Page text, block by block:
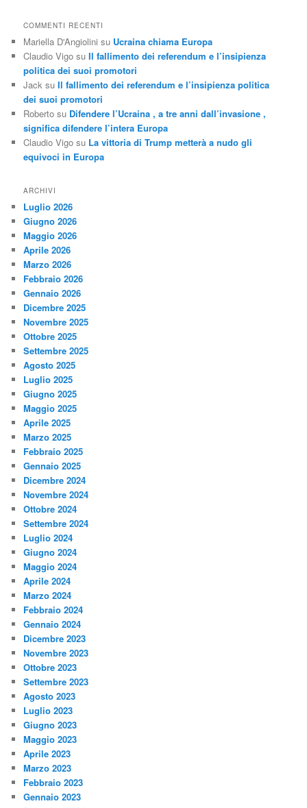
COMMENTI RECENTI
Mariella D'Angiolini su Ucraina chiama Europa
Claudio Vigo suIl fallimento dei referendum e l’insipienza
politica dei suoi promotori
Jack suIl fallimento dei referendum e l’insipienza politica
dei suoi promotori
Roberto su Difendere l’Ucraina , a tre anni dall’invasione ,
significa difendere l’intera Europa
Claudio Vigo su La vittoria di Trump metterà a nudo gli
equivoci in Europa
ARCHIVI
Luglio 2026
Giugno 2026
Maggio 2026
Aprile 2026
Marzo 2026
Febbraio 2026
Gennaio 2026
Dicembre 2025
Novembre 2025
Ottobre 2025
Settembre 2025
Agosto 2025
Luglio 2025
Giugno 2025
Maggio 2025
Aprile 2025
Marzo 2025
Febbraio 2025
Gennaio 2025
Dicembre 2024
Novembre 2024
Ottobre 2024
Settembre 2024
Luglio 2024
Giugno 2024
Maggio 2024
Aprile 2024
Marzo 2024
Febbraio 2024
Gennaio 2024
Dicembre 2023
Novembre 2023
Ottobre 2023
Settembre 2023
Agosto 2023
Luglio 2023
Giugno 2023
Maggio 2023
Aprile 2023
Marzo 2023
Febbraio 2023
Gennaio 2023